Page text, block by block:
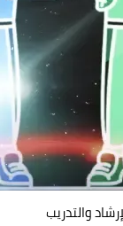
والتدريب